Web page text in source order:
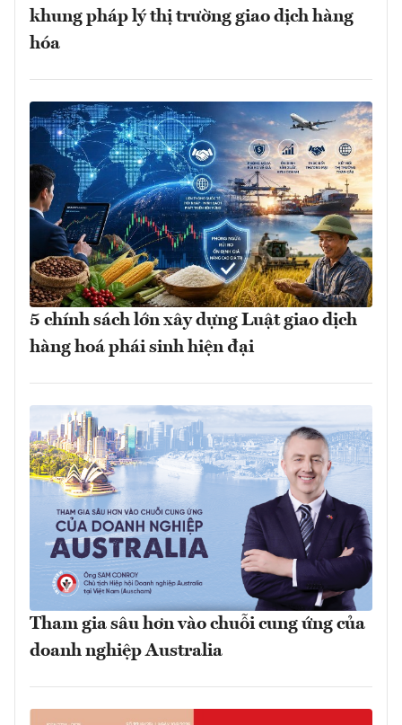
khung pháp lý thị trường giao dịch hàng
hóa
5 chính sách lớn xây dựng Luật giao dịch
hàng hoá phái sinh hiện đại
Tham gia sâu hơn vào chuỗi cung ứng của
doanh nghiệp Australia